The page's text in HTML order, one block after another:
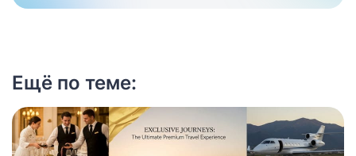
Ещё по теме: